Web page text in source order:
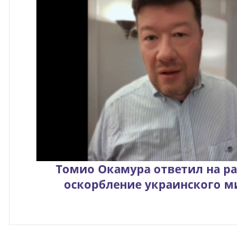
Томио Окамура ответил на
оскорбление украинского